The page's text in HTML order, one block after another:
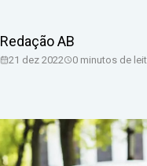
Redação AB
21 dez 2022 0 minutos de